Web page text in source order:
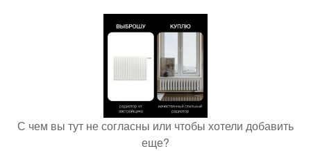
С чем вы тут не согласны или чтобы хотели добавить
еще?